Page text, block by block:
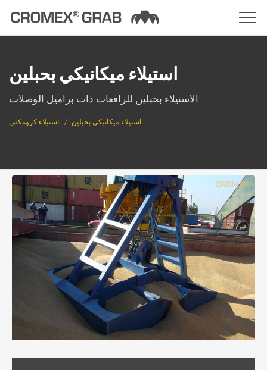
استيلاء ميكانيكي بحبلين
الاستيلاء بحبلين للرافعات ذات براميل الوصلات
استيلاء كرومكس استيلاء ميكانيكي بحبلين